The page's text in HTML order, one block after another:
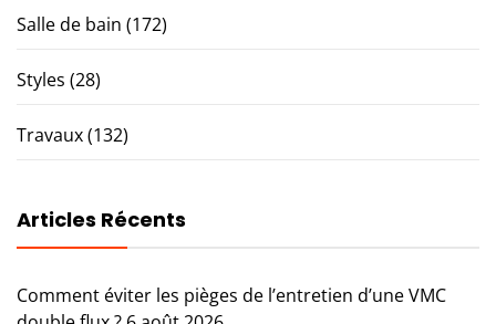
Salle de bain (172)
Styles (28)
Travaux(132)
Articles Récents
Comment éviter les pièges de l’entretien d’une VMC